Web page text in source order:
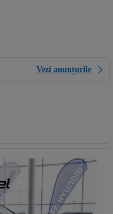
Vezi anunțurile